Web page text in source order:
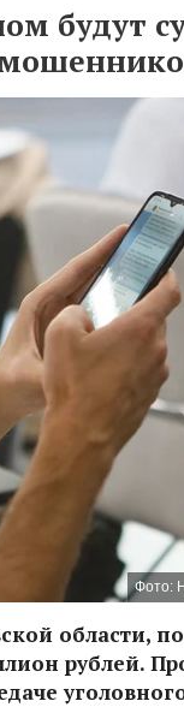
будут
Фото:
области,
рублей.